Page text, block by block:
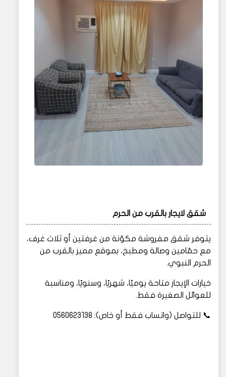
شقق لايجار بالقرب من الحرم
يتوفر شقق مفروشة مكوّنة من غرفتين أو ثلاث غرف،
مع حمّامين وصالة ومطبخ، بموقع مميز بالقرب من
الحرم النبوي.
خيارات الإيجار متاحة يوميًا، شهريًا، وسنويًا، ومناسبة
للعوائل الصغيرة فقط.
📞 للتواصل (واتساب فقط أو خاص): 0560623138